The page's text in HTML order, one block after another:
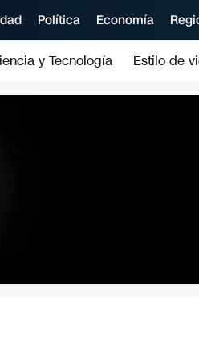
Política Economía
y Tecnología Estilo de